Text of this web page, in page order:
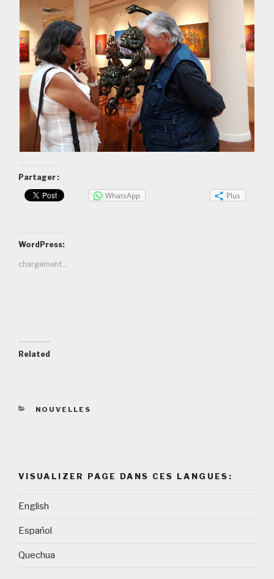
Partager :
WhatsApp Plus
WordPress:
chargement…
Related
CATEGORIES
NOUVELLES
VISUALIZER PAGE DANS CES LANGUES:
English
Español
Quechua